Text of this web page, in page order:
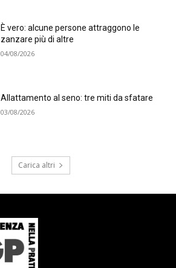
È vero: alcune persone attraggono le
zanzare più di altre
04/08/2026
Allattamento al seno: tre miti da sfatare
03/08/2026
Carica altri